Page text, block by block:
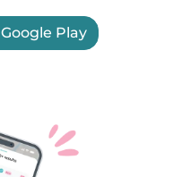
Google Play